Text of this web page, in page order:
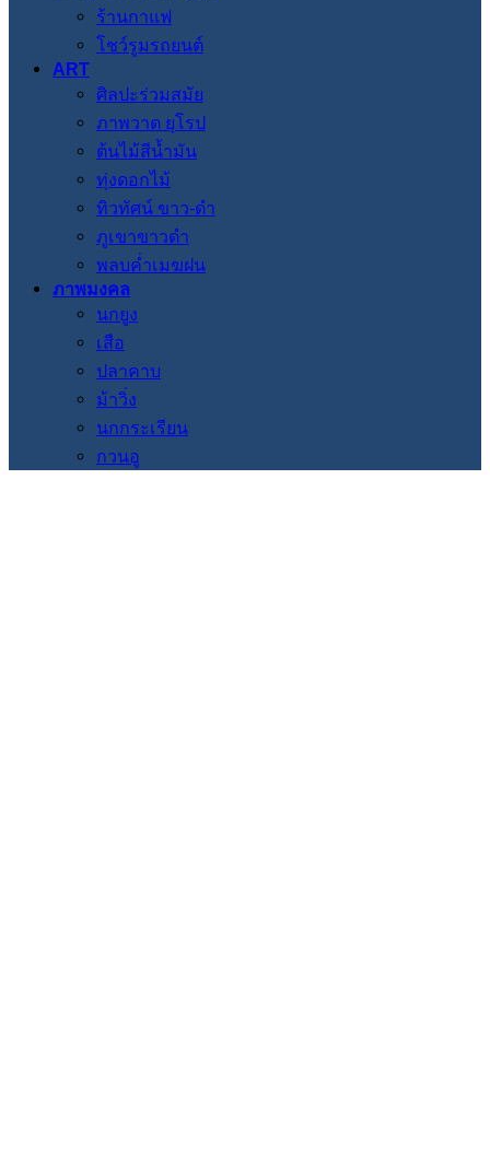
ร้านกาแฟ
โชว์รูมรถยนต์
ART
ศิลปะร่วมสมัย
ภาพวาด ยุโรป
ต้นไม้สีน้ำมัน
ทุ่งดอกไม้
ทิวทัศน์ ขาว-ดำ
ภูเขาขาวดำ
พลบค่ำเมฆฝน
ภาพมงคล
นกยูง
เสือ
ปลาคาบ
ม้าวิ่ง
นกกระเรียน
กวนอู